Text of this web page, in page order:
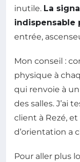
inutile. La
indispensable
entrée,
Mon conseil :
physique à
qui renvoie à
des salles. J’ai
client à Rezé,
d’orientation a
Pour aller plus